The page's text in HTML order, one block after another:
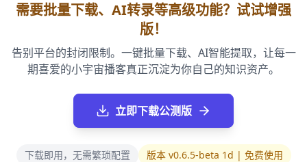
需要批量下载、AI转录等高级功能？试试增强
版！
告别平台的封闭限制。一键批量下载、AI智能提取，让每一
期喜爱的小宇宙播客真正沉淀为你自己的知识资产。
立即下载公测版
下载即用，无需繁琐配置
版本 v0.6.5-beta 1d | 免费使用